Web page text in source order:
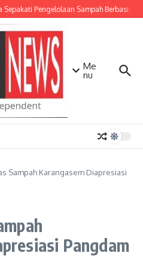
Pengelolaan Sampah Berbasis
Me
nu
Sampah Karangasem Diapresiasi
Pangdam